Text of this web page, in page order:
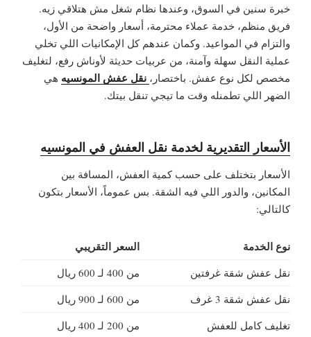
خبرة سنين في السوق، وعندها نظام شغل مش هتلاقي زيه.
فريق منظم، خدمة عملاء محترمة، أسعار واضحة من الأول،
والتزام في المواعيد. وكمان عندهم كل الإمكانيات اللي تخلي
عملية النقل سهلة وآمنة، من عربيات حديثة لأوناش رفع، لتغليف
مخصص لكل نوع عفش. باختصار، نقل عفش المونسيه هي
الضهر اللي تطمنله وقت ما تيجي تنقل بيتك.
الأسعار التقديرية لخدمة نقل العفش في المونسيه
الأسعار بتختلف على حسب كمية العفش، المسافة بين
المكانين، والدور اللي فيه الشقة. بس عموماً، الأسعار بتكون
كالتالي:
نوع الخدمة السعر التقريبي
نقل عفش شقة غرفتين
من 400 لـ 600 ريال
نقل عفش شقة 3 غرف
من 600 لـ 900 ريال
تغليف كامل للعفش
من 200 لـ 400 ريال